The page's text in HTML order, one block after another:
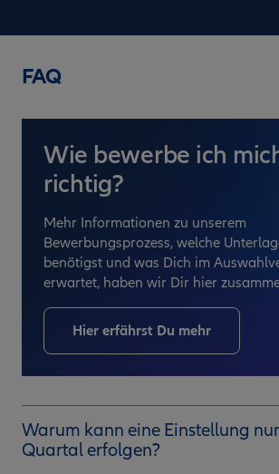
FAQ
Wie bewerbe ich
richtig?
Mehr Informationen zu unserem
Bewerbungsprozess, welche
benötigst und was Dich im
erwartet, haben wir Dir hier
Hier erfährst Du mehr
Warum kann eine Einstellung
Quartal erfolgen?